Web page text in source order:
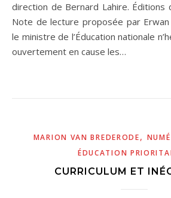
direction de Bernard Lahire. Éditions
Note de lecture proposée par Erwan
le ministre de l’Éducation nationale
ouvertement en cause les…
MARION VAN BREDERODE,
ÉDUCATION
CURRICULUM ET